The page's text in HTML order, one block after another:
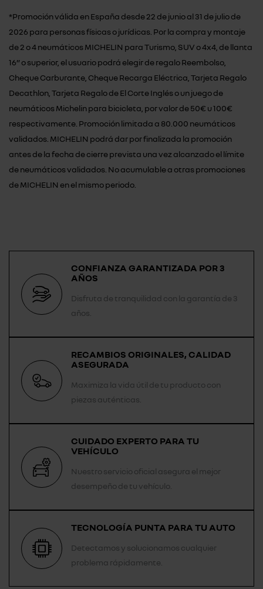
*Promoción válida en España desde 22 de junio al 31 de julio de
2026 para personas físicas o jurídicas. Por la compra y montaje
de 2 o 4 neumáticos MICHELIN para Turismo, SUV o 4x4, de llanta
16” o superior, el usuario podrá elegir de regalo Reembolso,
Cheque Carburante, Cheque Recarga Eléctrica, Tarjeta Regalo
Decathlon, Tarjeta Regalo de El Corte Inglés o un juego de
neumáticos Michelin para bicicleta, por valor de 50€ u 100€
respectivamente. Promoción limitada a 80.000 neumáticos
validados. MICHELIN podrá dar por finalizada la promoción
antes de la fecha de cierre prevista una vez alcanzado el límite
de neumáticos validados. No acumulable a otras promociones
de MICHELIN en el mismo periodo.
CONFIANZA GARANTIZADA POR 3
AÑOS
Disfruta de tranquilidad con la garantía de 3
años.
RECAMBIOS ORIGINALES, CALIDAD
ASEGURADA
Maximiza la vida útil de tu producto con
piezas auténticas.
CUIDADO EXPERTO PARA TU
VEHÍCULO
Nuestro servicio oficial asegura el mejor
desempeño de tu vehículo.
TECNOLOGÍA PUNTA PARA TU AUTO
Detectamos y solucionamos cualquier
problema rápidamente.